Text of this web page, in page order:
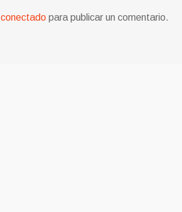
conectadopara publicar un comentario.